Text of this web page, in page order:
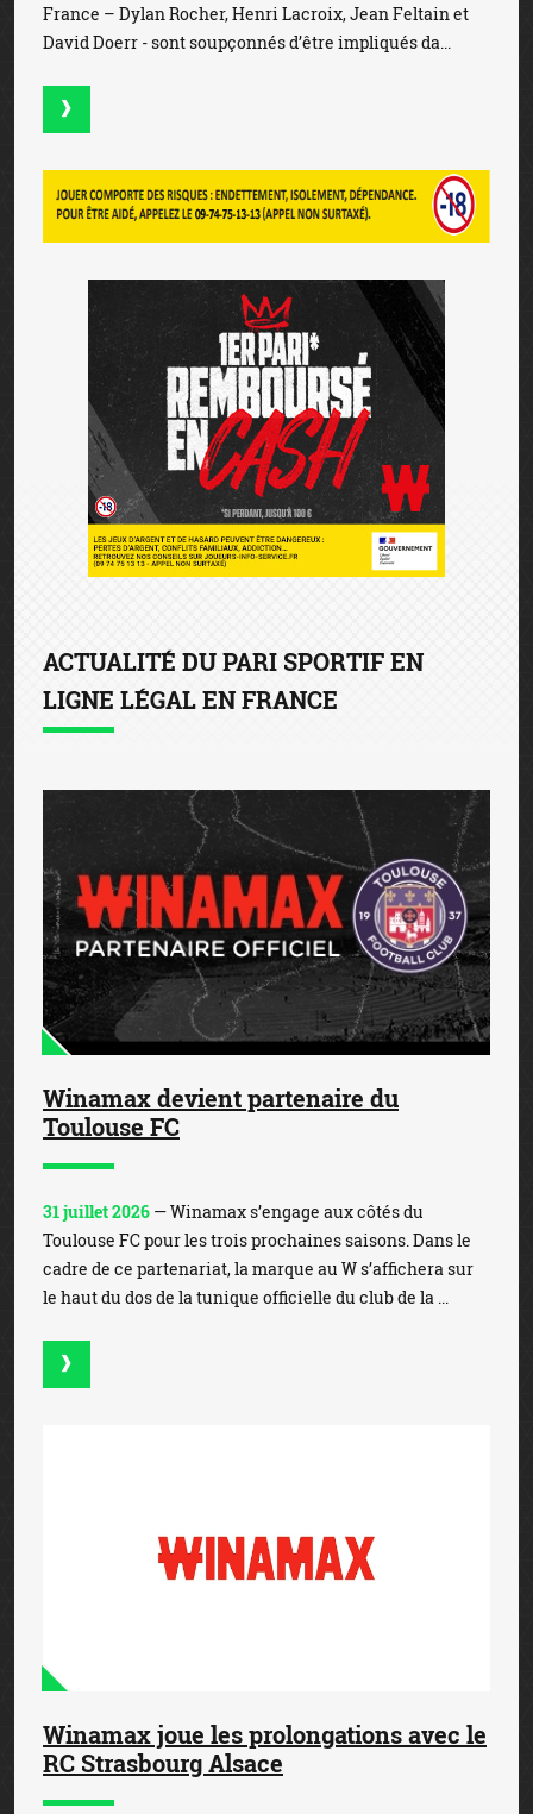
France – Dylan Rocher, Henri Lacroix, Jean Feltain et
David Doerr - sont soupçonnés d’être impliqués da...
ACTUALITÉ DU PARI SPORTIF EN
LIGNE LÉGAL EN FRANCE
Winamax devient partenaire du
Toulouse FC
31 juillet 2026 — Winamax s’engage aux côtés du
Toulouse FC pour les trois prochaines saisons. Dans le
cadre de ce partenariat, la marque au W s’affichera sur
le haut du dos de la tunique officielle du club de la ...
Winamax joue les prolongations avec le
RC Strasbourg Alsace